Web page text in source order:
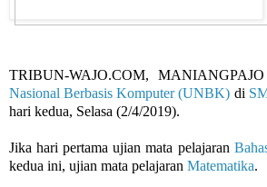
TRIBUN-WAJO.COM, MANIANGPAJO
Nasional Berbasis Komputer (UNBK) di
hari kedua, Selasa (2/4/2019).
Jika hari pertama ujian mata pelajaran
kedua ini, ujian mata pelajaran Matematika.